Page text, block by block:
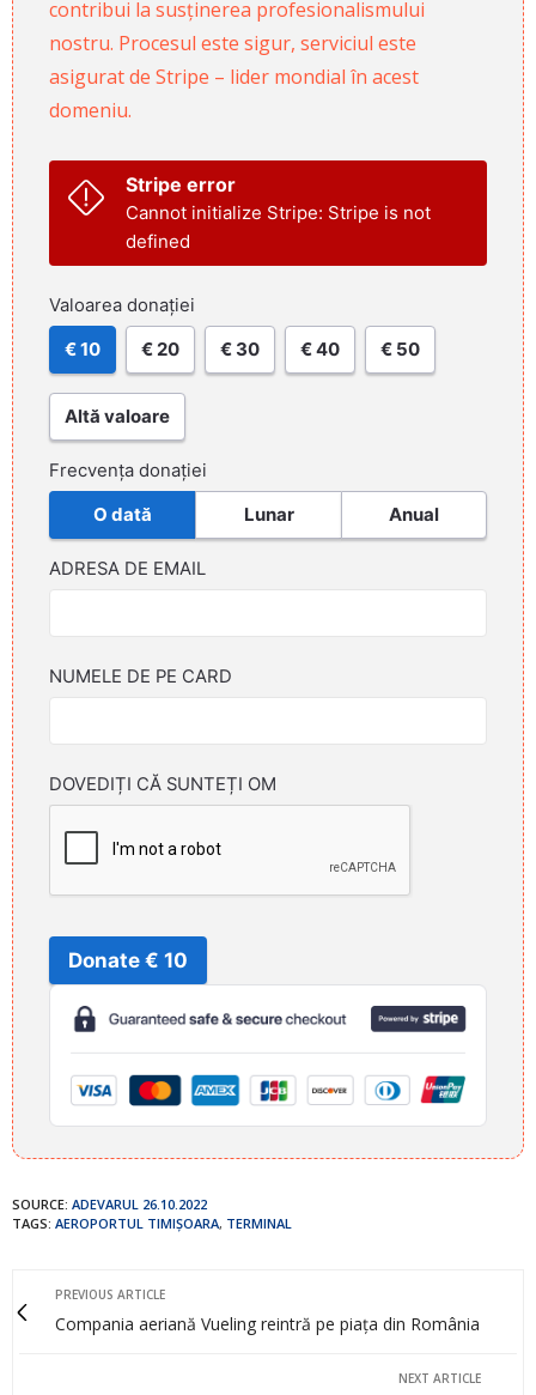
contribui la susținerea profesionalismului
nostru. Procesul este sigur, serviciul este
asigurat de Stripe – lider mondial în acest
domeniu.
Stripe error
Cannot initialize Stripe: Stripe is not
defined
Valoarea donației
€ 10 € 20 € 30 € 40 € 50
Altă valoare
Frecvența donației
O dată Lunar Anual
ADRESA DE EMAIL
NUMELE DE PE CARD
DOVEDIȚI CĂ SUNTEȚI OM
Donate € 10
SOURCE: ADEVARUL 26.10.2022
TAGS: AEROPORTUL TIMIȘOARA, TERMINAL
PREVIOUS ARTICLE
Compania aeriană Vueling reintră pe piața din România
NEXT ARTICLE